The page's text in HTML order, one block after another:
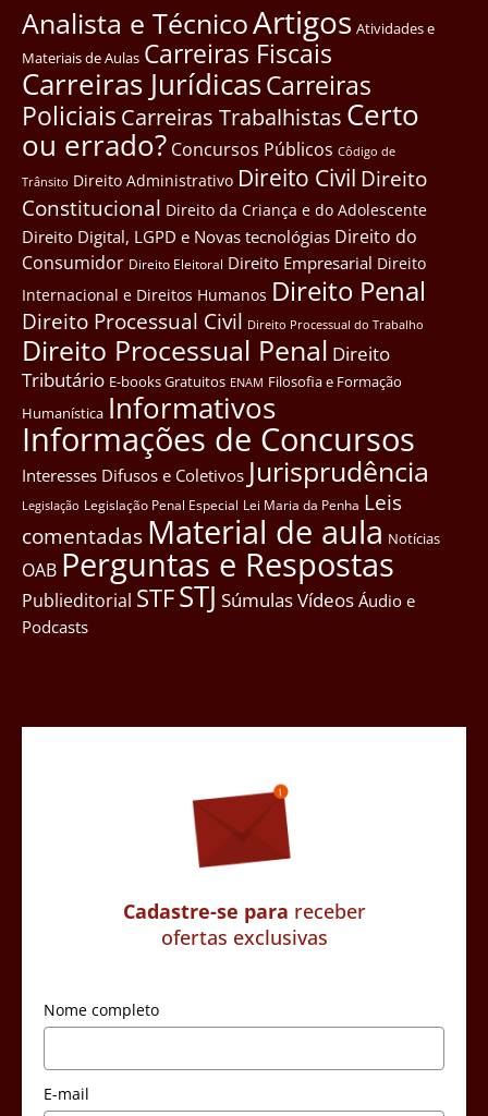
Analista e TécnicoArtigos Atividades e
Materiais de Aulas Carreiras Fiscais
Carreiras JurídicasCarreiras
Policiais Carreiras Trabalhistas Certo
ou errado? Concursos Públicos Côdigo de
Trânsito Direito Administrativo Direito Civil Direito
Constitucional Direito da Criança e do Adolescente
Direito Digital, LGPD e Novas tecnológias Direito do
Consumidor Direito Eleitoral Direito Empresarial Direito
Internacional e Direitos Humanos Direito Penal
Direito Processual Civil Direito Processual do Trabalho
Direito Processual Penal Direito
Tributário E-books Gratuitos ENAM Filosofia e Formação
Humanística Informativos
Informações de Concursos
Interesses Difusos e Coletivos Jurisprudência
Legislação Legislação Penal Especial Lei Maria da Penha Leis
comentadas Material de aula Notícias
OAB Perguntas e Respostas
Publieditorial STFSTJ SúmulasVídeos Áudio e
Podcasts
Cadastre-se para receber
ofertas exclusivas
Nome completo
E-mail